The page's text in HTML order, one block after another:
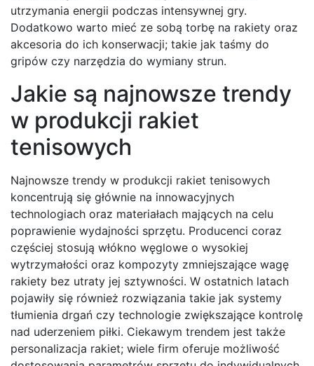
utrzymania energii podczas intensywnej gry.
Dodatkowo warto mieć ze sobą torbę na rakiety oraz
akcesoria do ich konserwacji; takie jak taśmy do
gripów czy narzędzia do wymiany strun.
Jakie są najnowsze trendy
w produkcji rakiet
tenisowych
Najnowsze trendy w produkcji rakiet tenisowych
koncentrują się głównie na innowacyjnych
technologiach oraz materiałach mających na celu
poprawienie wydajności sprzętu. Producenci coraz
częściej stosują włókno węglowe o wysokiej
wytrzymałości oraz kompozyty zmniejszające wagę
rakiety bez utraty jej sztywności. W ostatnich latach
pojawiły się również rozwiązania takie jak systemy
tłumienia drgań czy technologie zwiększające kontrolę
nad uderzeniem piłki. Ciekawym trendem jest także
personalizacja rakiet; wiele firm oferuje możliwość